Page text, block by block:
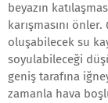
beyazın
karışmasını
oluşabilecek su
soyulabileceği
geniş tarafına
zamanla hava